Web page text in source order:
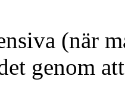
(när
genom